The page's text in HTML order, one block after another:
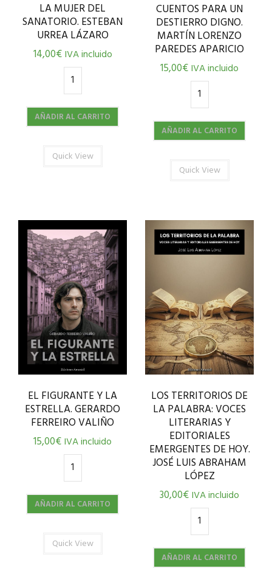
LA MUJER DEL
SANATORIO. ESTEBAN
URREA LÁZARO
14,00€ IVA incluido
AÑADIR AL CARRITO
Quick View
CUENTOS PARA UN
DESTIERRO DIGNO.
MARTÍN LORENZO
PAREDES APARICIO
15,00€IVA incluido
AÑADIR AL CARRITO
Quick View
EL FIGURANTE Y LA
ESTRELLA. GERARDO
FERREIRO VALIÑO
15,00€IVA incluido
AÑADIR AL CARRITO
Quick View
LOS TERRITORIOS DE
LA PALABRA: VOCES
LITERARIAS Y
EDITORIALES
EMERGENTES DE HOY.
JOSÉ LUIS ABRAHAM
LÓPEZ
30,00€IVA incluido
AÑADIR AL CARRITO